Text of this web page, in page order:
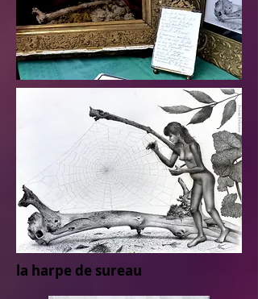
la harpe de sureau